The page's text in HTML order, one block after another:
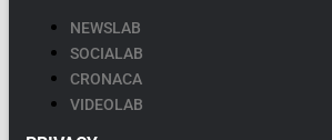
NEWSLAB
SOCIALAB
CRONACA
VIDEOLAB